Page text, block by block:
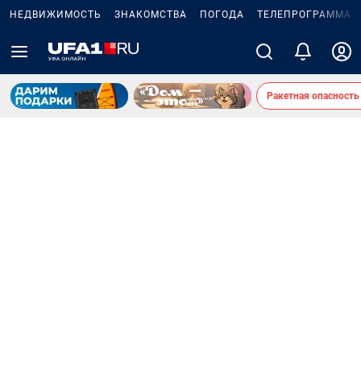
НЕДВИЖИМОСТЬ ЗНАКОМСТВА ПОГОДА ТЕЛЕПРОГРАММА
Ракетная